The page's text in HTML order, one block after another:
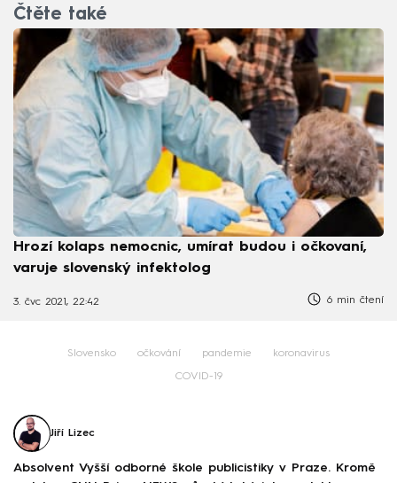
Čtěte také
Hrozí kolaps nemocnic, umírat budou i očkovaní,
varuje slovenský infektolog
3. čvc 2021, 22:42 6 min čtení
Slovensko očkování pandemie koronavirus
COVID-19
Jiří Lizec
Absolvent Vyšší odborné škole publicistiky v Praze. Kromě